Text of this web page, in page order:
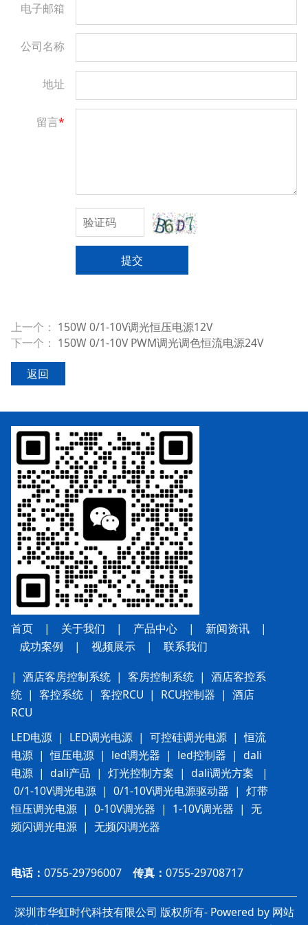
电子邮箱
公司名称
地址
留言*
提交
上一个： 150W 0/1-10V调光恒压电源12V
下一个： 150W 0/1-10V PWM调光调色恒流电源24V
返回
首页| 关于我们 | 产品中心 | 新闻资讯|
成功案例 | 视频展示| 联系我们
| 酒店客房控制系统| 客房控制系统| 酒店客控系
统| 客控系统 | 客控RCU | RCU控制器 | 酒店
RCU
LED电源| LED调光电源 | 可控硅调光电源 |恒流
电源 |恒压电源 | led调光器 | led控制器 | dali
电源 | dali产品 | 灯光控制方案 | dali调光方案
|
0/1-10V调光电源 | 0/1-10V调光电源驱动器 | 灯带
恒压调光电源| 0-10V调光器 | 1-10V调光器 | 无
频闪调光电源| 无频闪调光器
电话： 0755-29796007 传真： 0755-29708717
深圳市华虹时代科技有限公司 版权所有- Powered by 网站